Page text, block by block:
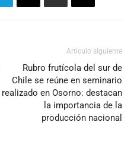
Artículo siguiente
Rubro frutícola del sur de
Chile se reúne en seminario
realizado en Osorno: destacan
la importancia de la
producción nacional